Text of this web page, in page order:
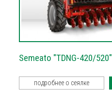
Semeato "TDNG-420/520"
подробнее о сеялке